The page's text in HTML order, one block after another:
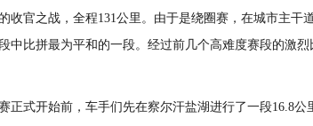
官之战，全程131公里。由于是绕圈赛，在城市主干
中比拼最为平和的一段。经过前几个高难度赛段的激烈
式开始前，车手们先在察尔汗盐湖进行了一段16.8公